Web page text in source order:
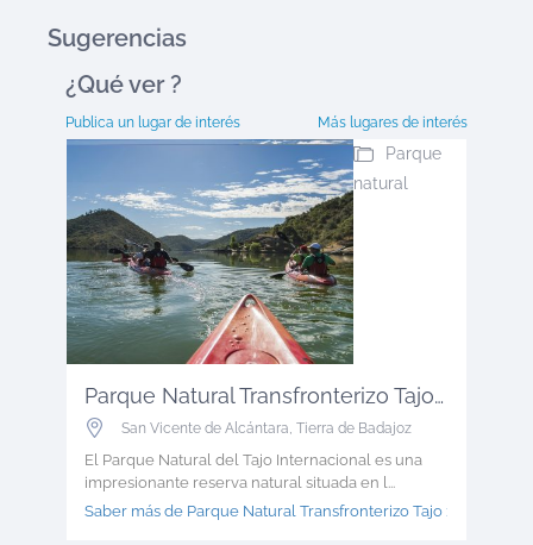
Sugerencias
¿Qué ver ?
Publica un lugar de interés Más lugares de interés
Parque Natural Transfronterizo Tajo ...
San Vicente de Alcántara, Tierra de Badajoz
El Parque Natural del Tajo Internacional es una
impresionante reserva natural situada en l...
Parque
natural
Saber más de Parque Natural Transfronterizo Tajo >